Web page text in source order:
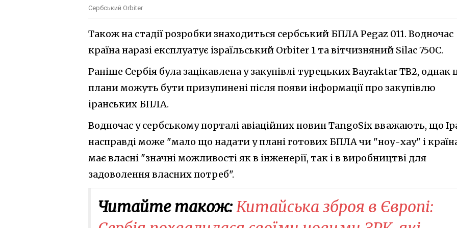
Сербський Orbiter
Також на стадії розробки знаходиться сербський БПЛА Pegaz 011. Водночас
країна наразі експлуатує ізраїльський Orbiter 1 та вітчизняний Silac 750C.
Раніше Сербія була зацікавлена у закупівлі турецьких Bayraktar TB2, однак
плани можуть бути призупинені після появи інформації про закупівлю
іранських БПЛА.
Водночас у сербському порталі авіаційних новин TangoSix вважають, що
насправді може "мало що надати у плані готових БПЛА чи "ноу-хау" і
має власні "значні можливості як в інженерії, так і в виробництві для
задоволення власних потреб".
Читайте також:Китайська зброя в Європі: